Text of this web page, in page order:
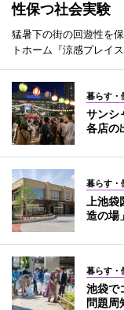
性保つ社会実験
猛暑下の街の回遊性を
トホーム『涼感プレイ
暮らす・
サンシ
各店の
暮らす・
上池
造の場
暮らす・
池袋で
問題周